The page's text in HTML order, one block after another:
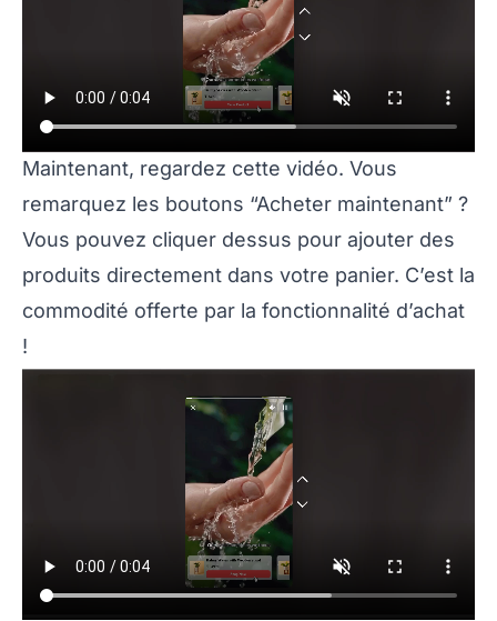
Maintenant, regardez cette vidéo. Vous
remarquez les boutons “Acheter maintenant” ?
Vous pouvez cliquer dessus pour ajouter des
produits directement dans votre panier. C’est la
commodité offerte par la fonctionnalité d’achat
!